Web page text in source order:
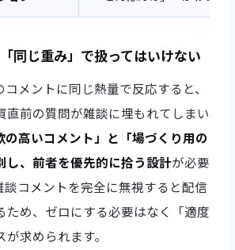
同じ重み」で扱ってはいけない
メントに同じ熱量で反応すると、
直前の質問が雑談に埋もれてしまい
の高いコメント」と「場づくり用の
し、前者を優先的に拾う設計が必要
談コメントを完全に無視すると配信
ため、ゼロにする必要はなく「適度
求められます。